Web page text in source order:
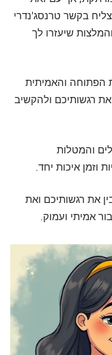
בקשר טרנסג'נדרי
שיעזרו לך
והאמיתית
רגשותיכם ולהקשיב
והמטלות
וזמן איכות יחד.
את רגשותיכם ואת
אמיתי ועמוק.